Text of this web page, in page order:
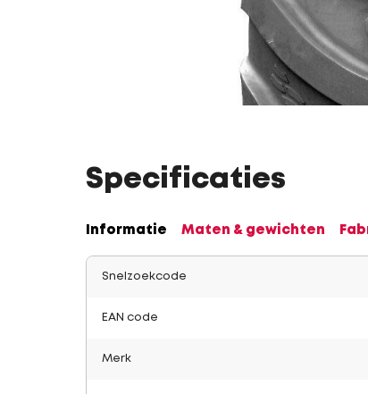
Specificaties
Informatie Maten & gewichten
Snelzoekcode
EAN code
Merk